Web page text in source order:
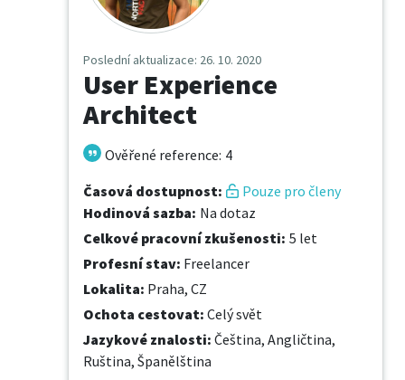
Poslední aktualizace: 26. 10. 2020
User Experience
Architect
Ověřené reference: 4
Časová dostupnost:
Pouze pro členy
Hodinová sazba: Na dotaz
Celkové pracovní zkušenosti: 5 let
Profesní stav: Freelancer
Lokalita: Praha, CZ
Ochota cestovat: Celý svět
Jazykové znalosti: Čeština, Angličtina,
Ruština, Španělština